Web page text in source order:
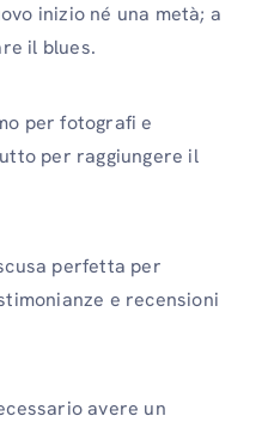
inizio né una metà; a
il blues.
per fotografi e
per raggiungere il
perfetta per
e recensioni
avere un